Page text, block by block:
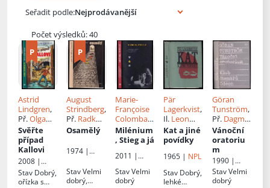
Seřadit podle:
Počet výsledků: 40
Astrid
Lindgren,
Př.Olga
Štrosová
Svěřte
případ
Kallovi
2008 |
Albatros
Stav Dobrý,
ořízka s
August
Strindberg,
Př. Radko
Kejzlar
Osamělý
1974 |
StavVelmi
dobrý,
Marie-
Françoise
Colombani
,Eva
Gabrielsso
Milénium
, Stieg a já
2011 |
StavVelmi
dobrý
Pär
Lagerkvist,
Il. Leon
Novotný,
Př.Josef
Vohryzek
Kat a jiné
povídky
1965 | NPL
Stav Dobrý,
lehké
Göran
Tunström,
Př. Dagmar
Hartlová
Vánoční
oratoriu
m
1990 |
Odeon
StavVelmi
dobrý